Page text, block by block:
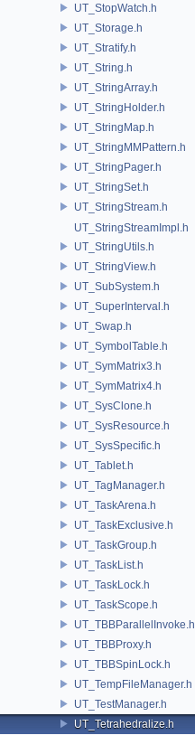
UT_StopWatch.h
UT_Storage.h
UT_Stratify.h
UT_String.h
UT_StringArray.h
UT_StringHolder.h
UT_StringMap.h
UT_StringMMPattern.h
UT_StringPager.h
UT_StringSet.h
UT_StringStream.h
UT_StringStreamImpl.h
UT_StringUtils.h
UT_StringView.h
UT_SubSystem.h
UT_SuperInterval.h
UT_Swap.h
UT_SymbolTable.h
UT_SymMatrix3.h
UT_SymMatrix4.h
UT_SysClone.h
UT_SysResource.h
UT_SysSpecific.h
UT_Tablet.h
UT_TagManager.h
UT_TaskArena.h
UT_TaskExclusive.h
UT_TaskGroup.h
UT_TaskList.h
UT_TaskLock.h
UT_TaskScope.h
UT_TBBParallelInvoke.h
UT_TBBProxy.h
UT_TBBSpinLock.h
UT_TempFileManager.h
UT_TestManager.h
UT_Tetrahedralize.h